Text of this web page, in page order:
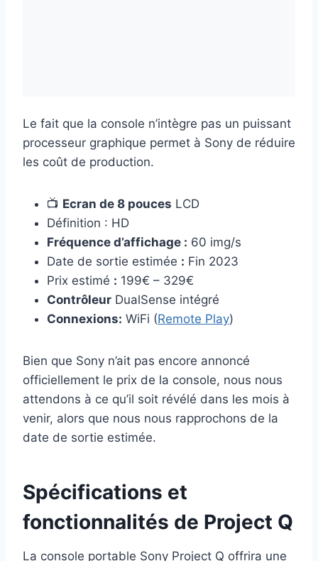
Le fait que la console n’intègre pas un puissant
processeur graphique permet à Sony de réduire
les coût de production.
📺 Ecran de 8 pouces LCD
Définition : HD
Fréquence d’affichage : 60 img/s
Date de sortie estimée : Fin 2023
Prix estimé : 199€ – 329€
Contrôleur DualSense intégré
Connexions: WiFi (Remote Play)
Bien que Sony n’ait pas encore annoncé
officiellement le prix de la console, nous nous
attendons à ce qu’il soit révélé dans les mois à
venir, alors que nous nous rapprochons de la
date de sortie estimée.
Spécifications et
fonctionnalités de Project Q
La console portable Sony Project Q offrira une